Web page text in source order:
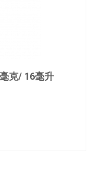
克/ 16毫升